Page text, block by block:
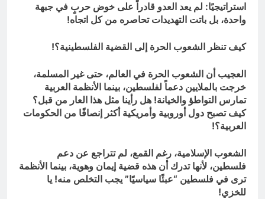
استراتيجيًا: لم يعد العدو قادراً على خوض حربٍ في جبهة
واحدة، بل باتت التهديدات تحاصره من كل اتجاه!
كيف تنظر الشعوب الحرة إلى القضية الفلسطينية؟!
العجيب أن الشعوب الحرة في العالم، حتى غير المسلمة،
خرجت بالملايين دعماً لفلسطين، بينما الأنظمة العربية
تمارس التواطؤ والخيانة! هل رأينا مثل هذا العار من قبل؟
كيف تصبح دول أوروبية وأمريكية أكثر إنصافًا من الحكومات
العربية؟!
الشعوب الإسلامية، رغم القمع، لم تتراجع عن دعم
فلسطين، لأنها تدرك أن هذه قضية إيمان وهوية، بينما الأنظمة
ترى في فلسطين “عبئًا سياسيًا” يجب التخلص منه! يا
للخزي!